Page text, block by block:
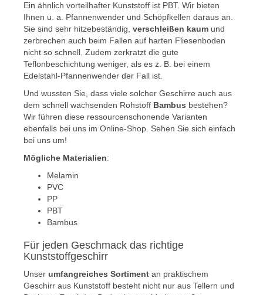
Ein ähnlich vorteilhafter Kunststoff ist PBT. Wir bieten
Ihnen u. a. Pfannenwender und Schöpfkellen daraus an.
Sie sind sehr hitzebeständig, verschleißen kaum und
zerbrechen auch beim Fallen auf harten Fliesenboden
nicht so schnell. Zudem zerkratzt die gute
Teflonbeschichtung weniger, als es z. B. bei einem
Edelstahl-Pfannenwender der Fall ist.
Und wussten Sie, dass viele solcher Geschirre auch aus
dem schnell wachsenden Rohstoff Bambus bestehen?
Wir führen diese ressourcenschonende Varianten
ebenfalls bei uns im Online-Shop. Sehen Sie sich einfach
bei uns um!
Mögliche Materialien:
Melamin
PVC
PP
PBT
Bambus
Für jeden Geschmack das richtige
Kunststoffgeschirr
Unser umfangreiches Sortiment an praktischem
Geschirr aus Kunststoff besteht nicht nur aus Tellern und